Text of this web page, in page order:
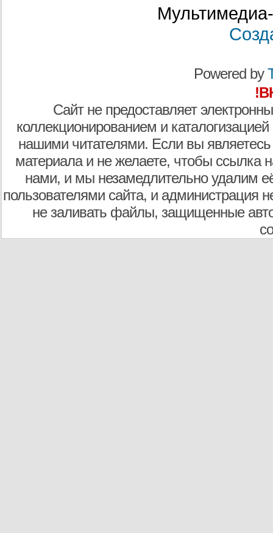
Powered by
Сайт не предоставляет
коллекционированием и
нашими читателями. Если вы являетесь
материала и не желаете, чтобы ссылка
нами, и мы незамедлительно удалим
пользователями сайта, и администрация
не заливать файлы, защищенные